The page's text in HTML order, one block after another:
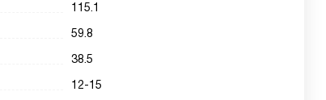
115.1
59.8
38.5
12-15